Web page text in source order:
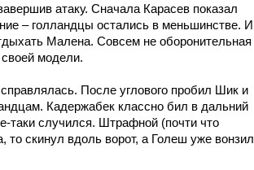
атаку. Сначала Карасев показал
– голландцы остались в меньшинстве. И
Малена. Совсем не оборонительная
модели.
После углового пробил Шик и
Кадержабек классно бил в дальний
таки случился. Штрафной (почти что
скинул вдоль ворот, а Голеш уже вонзил